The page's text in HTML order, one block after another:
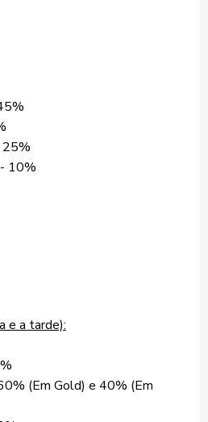
25%
10%
e a tarde):
(Em Gold) e 40% (Em